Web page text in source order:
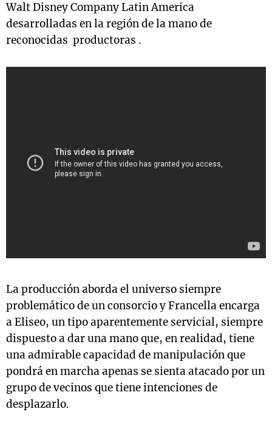
Walt Disney Company Latin America
desarrolladas en la región de la mano de
reconocidas productoras .
La producción aborda el universo siempre
problemático de un consorcio y Francella encarga
a Eliseo, un tipo aparentemente servicial, siempre
dispuesto a dar una mano que, en realidad, tiene
una admirable capacidad de manipulación que
pondrá en marcha apenas se sienta atacado por un
grupo de vecinos que tiene intenciones de
desplazarlo.